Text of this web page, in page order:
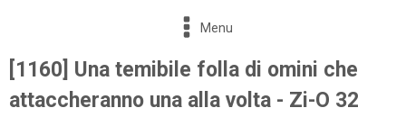
Menu
[1160] Una temibile folla di omini che
attaccheranno una alla volta - Zi-O 32